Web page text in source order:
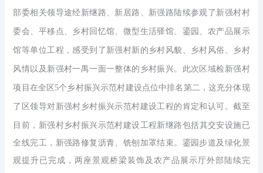
部委相关领导途经新继路、新居路、新强路陆续参观了新强村村
委会、平移点、乡村回忆馆、微型生活驿馆、鎏园、农产品展示
馆等单位工程，感受到了新强村新的乡村风貌、乡村风俗、乡村
风情以及新强村一禺一面一整体的乡村振兴。此次区域检新强村
项目在全区5个乡村振兴示范村建设点位中排名第二，这充分体现
了区领导对新强村乡村振兴示范村建设工程的肯定和认可。截至
目前，新强村乡村振兴示范村建设工程新继路包括其交安设施已
全线完工，新强路修复沥青、铣刨加罩结束。鎏园步道及绿化景
观提升已完成，两座景观桥梁装饰及农产品展示厅外部陆续完